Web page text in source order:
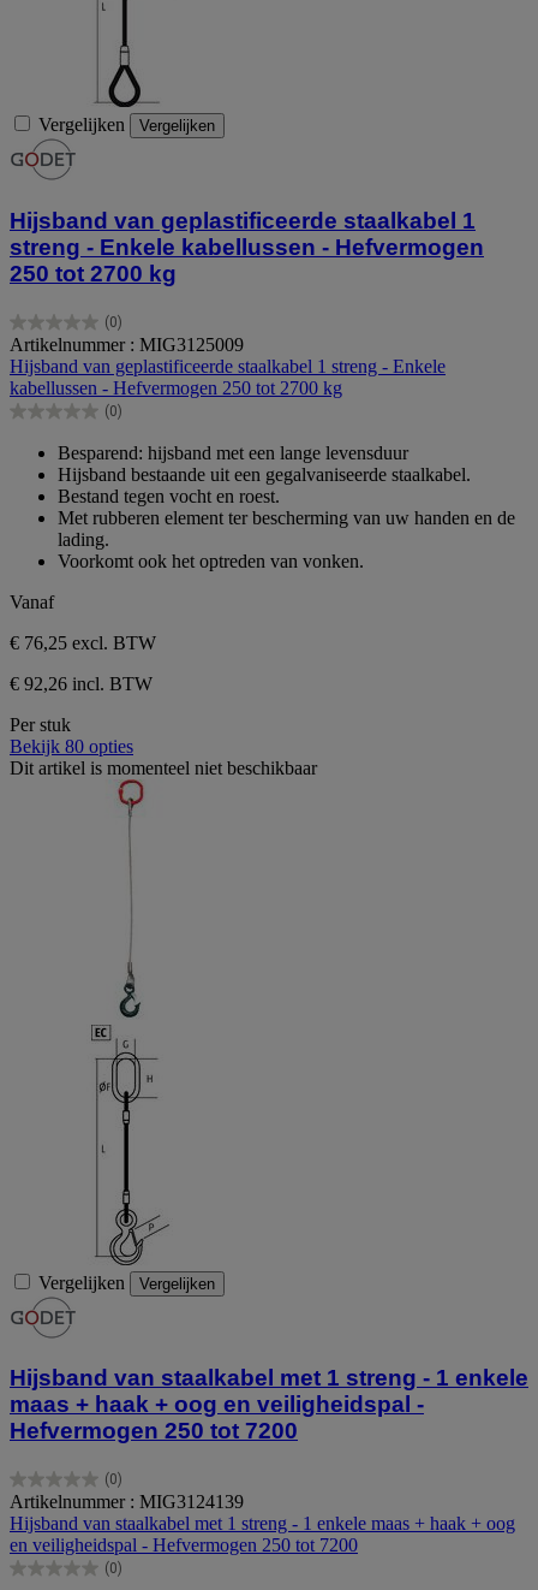
Vergelijken Vergelijken
Hijsband van geplastificeerde staalkabel 1
streng - Enkele kabellussen - Hefvermogen
250 tot 2700 kg
(0)
0.0
van
de
5
sterren.
Artikelnummer : MIG3125009
Hijsband van geplastificeerde staalkabel 1 streng - Enkele
kabellussen - Hefvermogen 250 tot 2700 kg
(0)
0.0
sterren.
Besparend: hijsband met een lange levensduur
Hijsband bestaande uit een gegalvaniseerde staalkabel.
Bestand tegen vocht en roest.
Met rubberen element ter bescherming van uw handen en de
lading.
Voorkomt ook het optreden van vonken.
Vanaf
€ 76,25 excl. BTW
€ 92,26 incl. BTW
Per stuk
Bekijk 80 opties
Dit artikel is momenteel niet beschikbaar
Vergelijken Vergelijken
Hijsband van staalkabel met 1 streng - 1 enkele
maas + haak + oog en veiligheidspal -
Hefvermogen 250 tot 7200
(0)
0.0
van
de
5
sterren.
Artikelnummer : MIG3124139
Hijsband van staalkabel met 1 streng - 1 enkele maas + haak + oog
en veiligheidspal - Hefvermogen 250 tot 7200
(0)
0.0